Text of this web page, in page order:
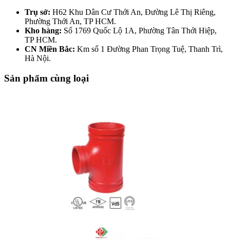
Trụ sở: H62 Khu Dân Cư Thới An, Đường Lê Thị Riêng,
Phường Thới An, TP HCM.
Kho hàng: Số 1769 Quốc Lộ 1A, Phường Tân Thới Hiệp,
TP HCM.
CN Miền Bắc: Km số 1 Đường Phan Trọng Tuệ, Thanh Trì,
Hà Nội.
Sản phẩm cùng loại